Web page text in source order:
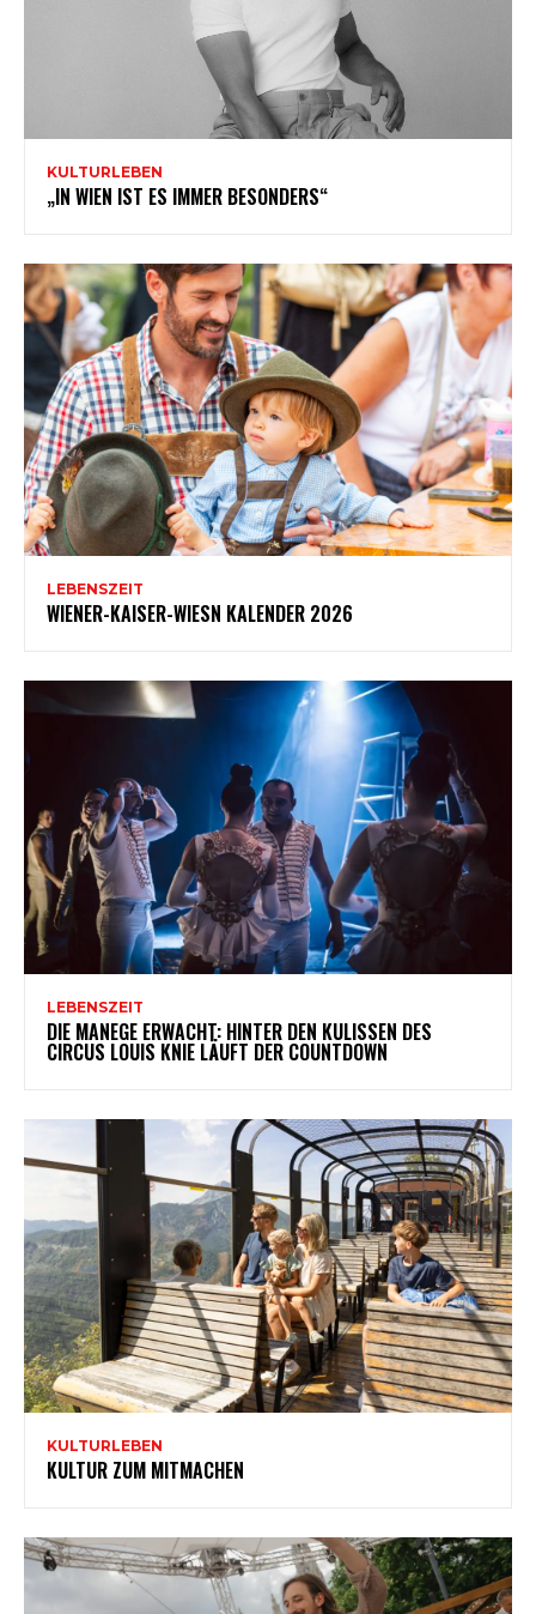
KULTURLEBEN
„IN WIEN IST ES IMMER BESONDERS“
LEBENSZEIT
WIENER-KAISER-WIESN KALENDER 2026
LEBENSZEIT
DIE MANEGE ERWACHT: HINTER DEN KULISSEN DES
CIRCUS LOUIS KNIE LÄUFT DER COUNTDOWN
KULTURLEBEN
KULTUR ZUM MITMACHEN